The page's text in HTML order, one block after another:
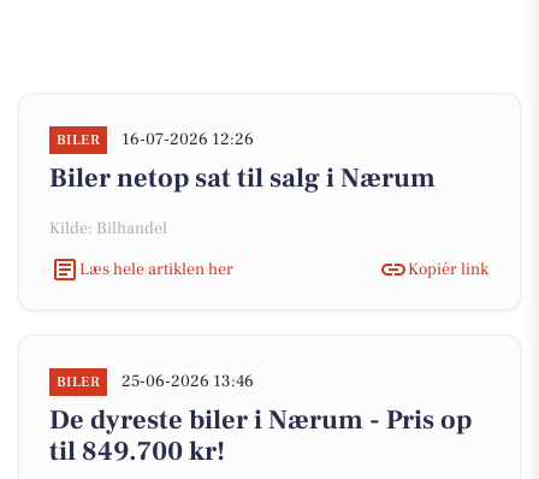
BILER 16-07-2026 12:26
Biler netop sat til salg i Nærum
Kilde: Bilhandel
Læs hele artiklen her
Kopiér link
BILER 25-06-2026 13:46
De dyreste biler i Nærum - Pris op
til 849.700 kr!